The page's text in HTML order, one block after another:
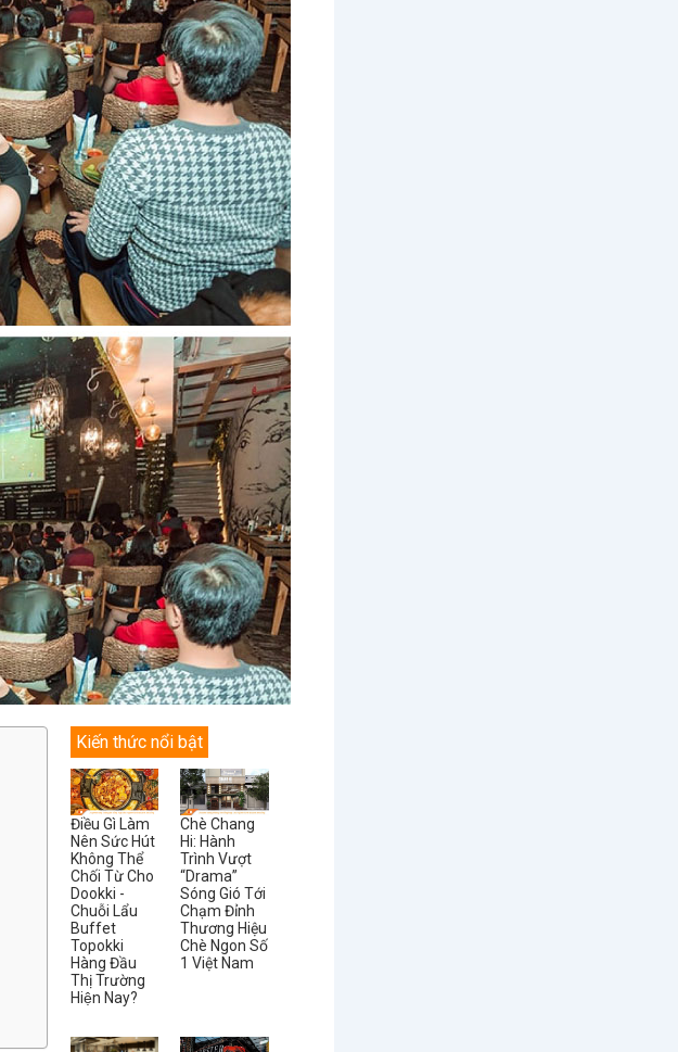
Kiến thức nổi bật
Điều Gì Làm
Nên Sức Hút
Không Thể
Chối Từ Cho
Dookki -
Chuỗi Lẩu
Buffet
Topokki
Hàng Đầu
Thị Trường
Hiện Nay?
Chè Chang
Hi: Hành
Trình Vượt
“Drama”
Sóng Gió Tới
Chạm Đỉnh
Thương Hiệu
Chè Ngon Số
1 Việt Nam